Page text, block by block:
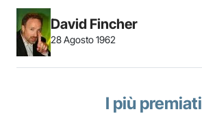
David Fincher
28 Agosto 1962
I più premiati